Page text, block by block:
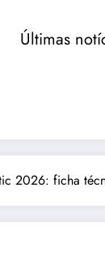
Últimas
2026: ficha